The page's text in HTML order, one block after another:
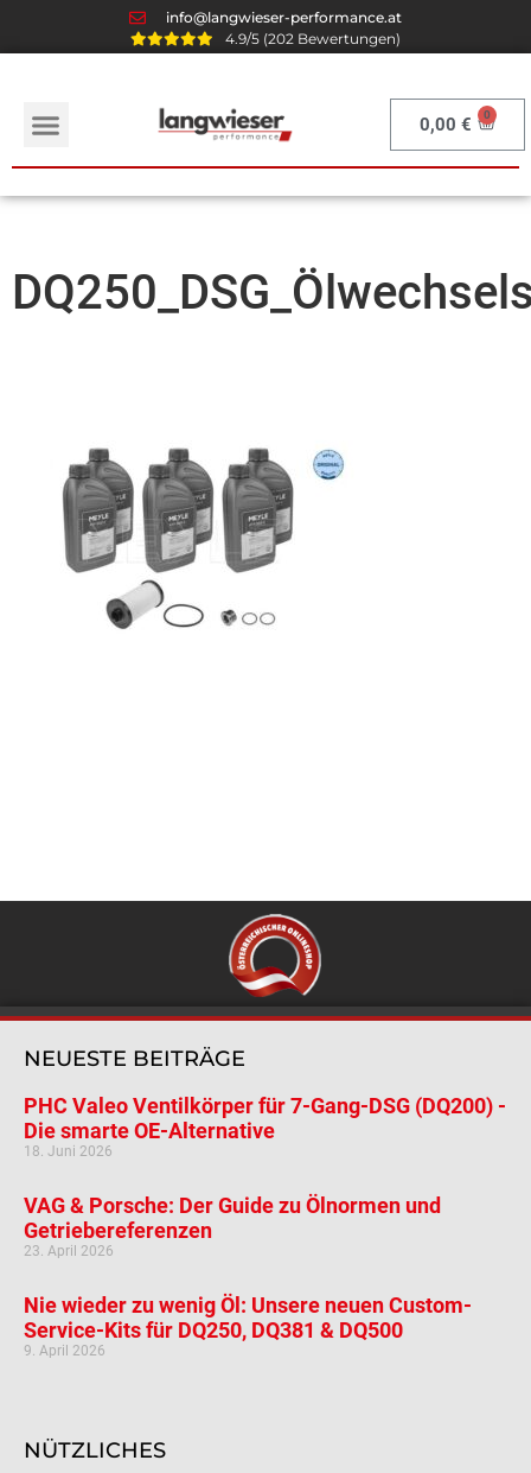
info@langwieser-performance.at
4.9/5 (202 Bewertungen)
0,00€
NEUESTE BEITRÄGE
PHC Valeo Ventilkörper für 7-Gang-DSG (DQ200) -
Die smarte OE-Alternative
18. Juni 2026
VAG & Porsche: Der Guide zu Ölnormen und
Getriebereferenzen
23. April 2026
Nie wieder zu wenig Öl: Unsere neuen Custom-
Service-Kits für DQ250, DQ381 & DQ500
9. April 2026
NÜTZLICHES